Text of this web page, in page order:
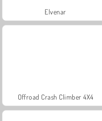
Elvenar
Offroad Crash Climber 4X4